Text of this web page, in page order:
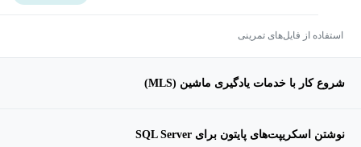
استفاده از فایل‌های تمرینی
شروع کار با خدمات یادگیری ماشین (MLS)
نوشتن اسکریپت‌های پایتون برای SQL Server